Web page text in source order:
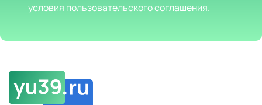
условия пользовательского соглашения.